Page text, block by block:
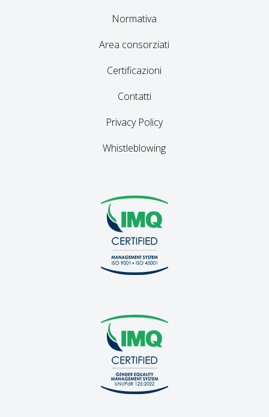
Normativa
Area consorziati
Certificazioni
Contatti
Privacy Policy
Whistleblowing